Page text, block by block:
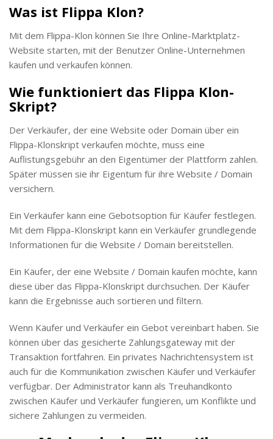
Was ist Flippa Klon?
Mit dem Flippa-Klon können Sie Ihre Online-Marktplatz-
Website starten, mit der Benutzer Online-Unternehmen
kaufen und verkaufen können.
Wie funktioniert das Flippa Klon-
Skript?
Der Verkäufer, der eine Website oder Domain über ein
Flippa-Klonskript verkaufen möchte, muss eine
Auflistungsgebühr an den Eigentümer der Plattform zahlen.
Später müssen sie ihr Eigentum für ihre Website / Domain
versichern.
Ein Verkäufer kann eine Gebotsoption für Käufer festlegen.
Mit dem Flippa-Klonskript kann ein Verkäufer grundlegende
Informationen für die Website / Domain bereitstellen.
Ein Käufer, der eine Website / Domain kaufen möchte, kann
diese über das Flippa-Klonskript durchsuchen. Der Käufer
kann die Ergebnisse auch sortieren und filtern.
Wenn Käufer und Verkäufer ein Gebot vereinbart haben. Sie
können über das gesicherte Zahlungsgateway mit der
Transaktion fortfahren. Ein privates Nachrichtensystem ist
auch für die Kommunikation zwischen Käufer und Verkäufer
verfügbar. Der Administrator kann als Treuhandkonto
zwischen Käufer und Verkäufer fungieren, um Konflikte und
sichere Zahlungen zu vermeiden.